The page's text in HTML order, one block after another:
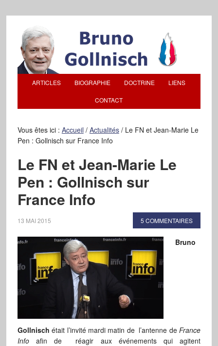
ARTICLES BIOGRAPHIE DOCTRINE LIENS
CONTACT
Vous êtes ici : Accueil / Actualités /Le FN et Jean-Marie Le
Pen : Gollnisch sur France Info
Le FN et Jean-Marie Le
Pen : Gollnisch sur
France Info
13 MAI 2015 5 COMMENTAIRES
Bruno
Gollnisch était l’invité mardi matin de l’antenne deFrance
Infoafin de réagir aux événements qui agitent